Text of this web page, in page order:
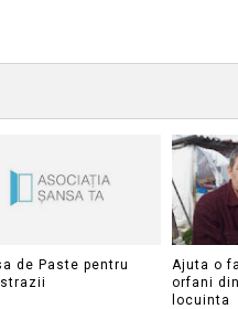
de Paste pentru
Ajuta o
orfani
locuinta